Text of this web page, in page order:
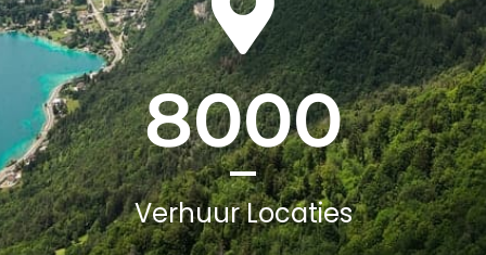
8000
Verhuur Locaties